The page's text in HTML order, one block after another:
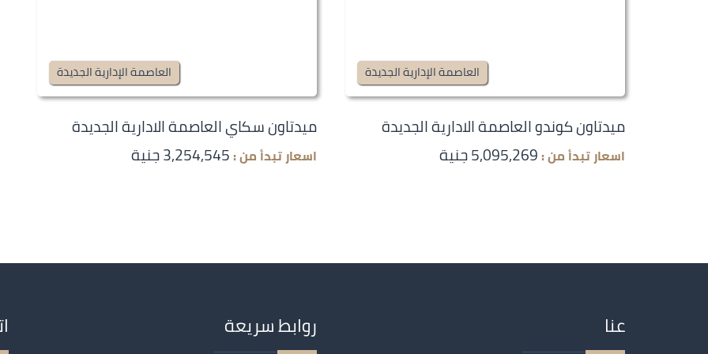
العاصمة الإدارية الجديدة
ميدتاون كوندو العاصمة الادارية الجديدة
اسعار تبدأ من : 5,095,269 جنية
العاصمة الإدارية الجديدة
ميدتاون سكاي العاصمة الادارية الجديدة
اسعار تبدأ من : 3,254,545 جنية
عنا روابط سريعة